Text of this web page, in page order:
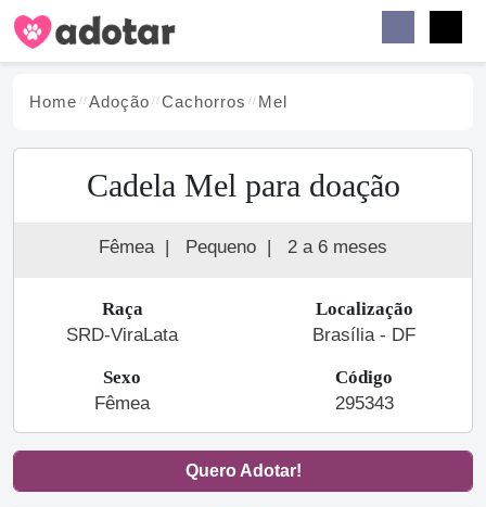
Home Adoção Cachorros Mel
Cadela Mel para doação
Fêmea | Pequeno | 2 a 6 meses
Raça
SRD-ViraLata
Localização
Brasília - DF
Sexo
Fêmea
Código
295343
Quero Adotar!